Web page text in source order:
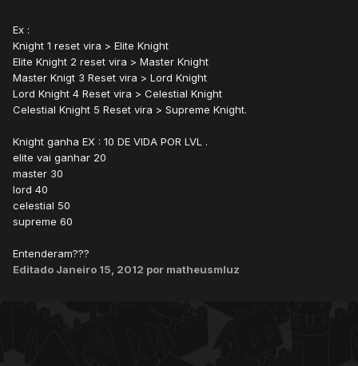
Ex :
Knight 1 reset vira > Elite Knight
Elite Knight 2 reset vira > Master Knight
Master Knigt 3 Reset vira > Lord Knight
Lord Knight 4 Reset vira > Celestial Knight
Celestial Knight 5 Reset vira > Supreme Knight.
Knight ganha EX : 10 DE VIDA POR LVL .
elite vai ganhar 20
master 30
lord 40
celestial 50
supreme 60
Entenderam???
Editado Janeiro 15, 2012 por matheusmluz